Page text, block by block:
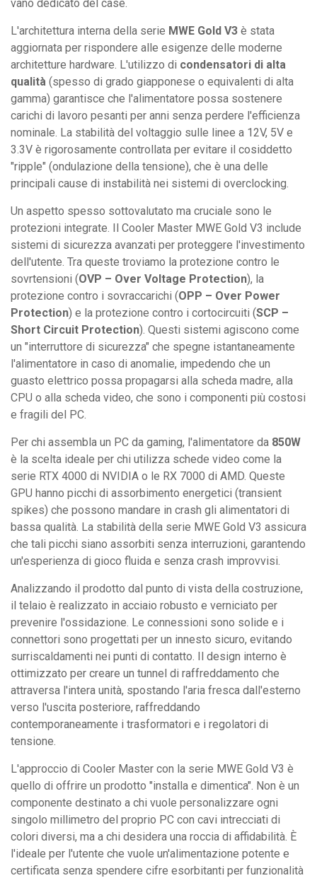
vano dedicato del case.
L'architettura interna della serie MWE Gold V3 è stata
aggiornata per rispondere alle esigenze delle moderne
architetture hardware. L'utilizzo di condensatori di alta
qualità (spesso di grado giapponese o equivalenti di alta
gamma) garantisce che l'alimentatore possa sostenere
carichi di lavoro pesanti per anni senza perdere l'efficienza
nominale. La stabilità del voltaggio sulle linee a 12V, 5V e
3.3V è rigorosamente controllata per evitare il cosiddetto
"ripple" (ondulazione della tensione), che è una delle
principali cause di instabilità nei sistemi di overclocking.
Un aspetto spesso sottovalutato ma cruciale sono le
protezioni integrate. Il Cooler Master MWE Gold V3 include
sistemi di sicurezza avanzati per proteggere l'investimento
dell'utente. Tra queste troviamo la protezione contro le
sovrtensioni (OVP – Over Voltage Protection), la
protezione contro i sovraccarichi (OPP – Over Power
Protection) e la protezione contro i cortocircuiti (SCP –
Short Circuit Protection). Questi sistemi agiscono come
un "interruttore di sicurezza" che spegne istantaneamente
l'alimentatore in caso di anomalie, impedendo che un
guasto elettrico possa propagarsi alla scheda madre, alla
CPU o alla scheda video, che sono i componenti più costosi
e fragili del PC.
Per chi assembla un PC da gaming, l'alimentatore da 850W
è la scelta ideale per chi utilizza schede video come la
serie RTX 4000 di NVIDIA o le RX 7000 di AMD. Queste
GPU hanno picchi di assorbimento energetici (transient
spikes) che possono mandare in crash gli alimentatori di
bassa qualità. La stabilità della serie MWE Gold V3 assicura
che tali picchi siano assorbiti senza interruzioni, garantendo
un'esperienza di gioco fluida e senza crash improvvisi.
Analizzando il prodotto dal punto di vista della costruzione,
il telaio è realizzato in acciaio robusto e verniciato per
prevenire l'ossidazione. Le connessioni sono solide e i
connettori sono progettati per un innesto sicuro, evitando
surriscaldamenti nei punti di contatto. Il design interno è
ottimizzato per creare un tunnel di raffreddamento che
attraversa l'intera unità, spostando l'aria fresca dall'esterno
verso l'uscita posteriore, raffreddando
contemporaneamente i trasformatori e i regolatori di
tensione.
L'approccio di Cooler Master con la serie MWE Gold V3 è
quello di offrire un prodotto "installa e dimentica". Non è un
componente destinato a chi vuole personalizzare ogni
singolo millimetro del proprio PC con cavi intrecciati di
colori diversi, ma a chi desidera una roccia di affidabilità. È
l'ideale per l'utente che vuole un'alimentazione potente e
certificata senza spendere cifre esorbitanti per funzionalità